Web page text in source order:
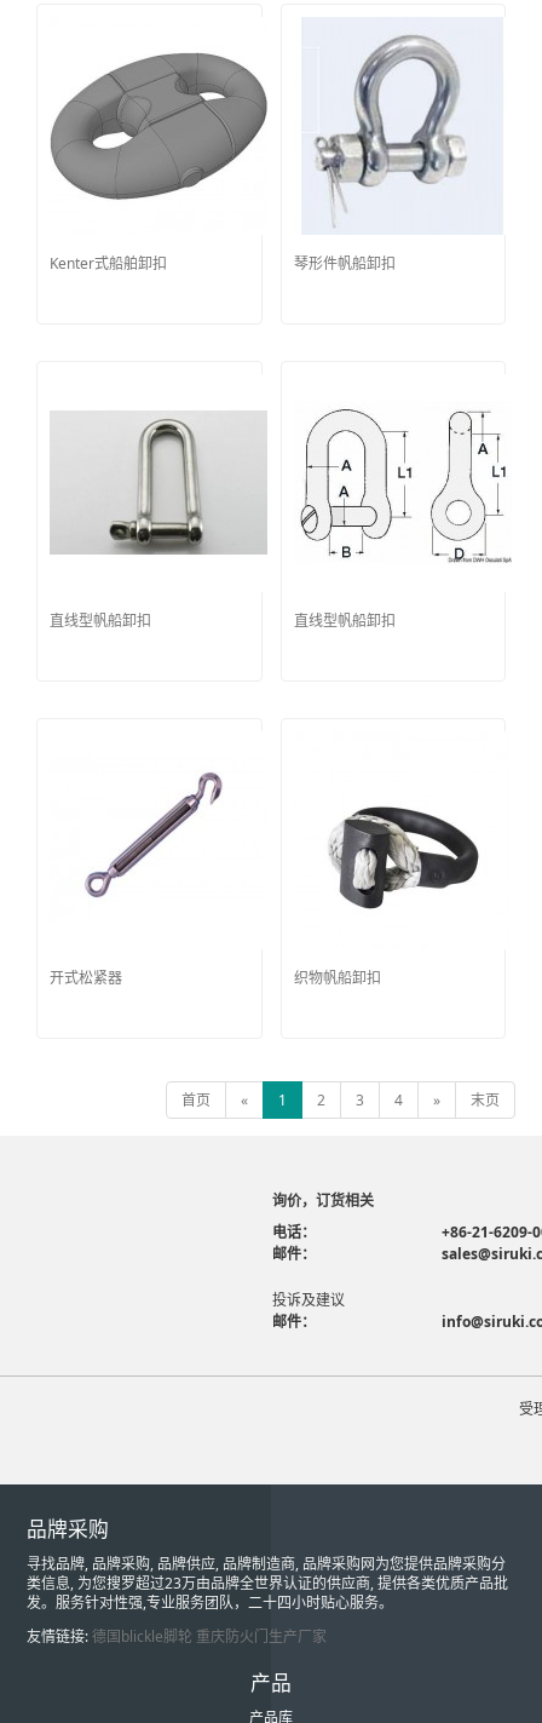
Kenter式船舶卸扣 琴形件帆船卸扣
直线型帆船卸扣 直线型帆船卸扣
开式松紧器 织物帆船卸扣
首页 « 1 2 3 4 » 末页
询价，订货相关
电话：
+86-21-6209-
邮件：
投诉及建议
邮件：
受
品牌采购
寻找品牌, 品牌采购, 品牌供应, 品牌制造商, 品牌采购网为您提供品牌采购分
类信息, 为您搜罗超过23万由品牌全世界认证的供应商, 提供各类优质产品批
发。服务针对性强,专业服务团队，二十四小时贴心服务。
友情链接:德国blickle脚轮 重庆防火门生产厂家
产品
产品库